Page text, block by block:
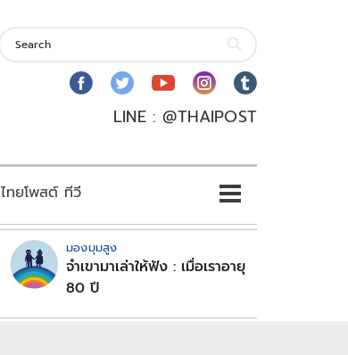
LINE : @THAIPOST
ไทยโพสต์ ทีวี
มองมุมสูง
จำเขามาเล่าให้ฟัง : เมื่อเราอายุ
80 ปี